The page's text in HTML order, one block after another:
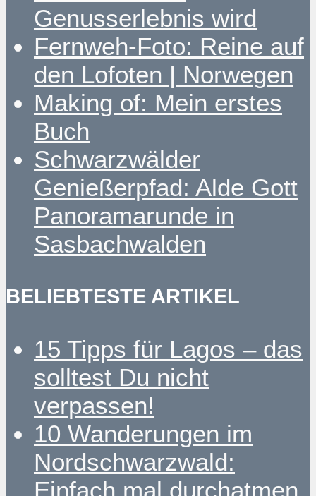
Genusserlebnis wird
Fernweh-Foto: Reine auf
den Lofoten | Norwegen
Making of: Mein erstes
Buch
Schwarzwälder
Genießerpfad: Alde Gott
Panoramarunde in
Sasbachwalden
BELIEBTESTE ARTIKEL
15 Tipps für Lagos – das
solltest Du nicht
verpassen!
10 Wanderungen im
Nordschwarzwald:
Einfach mal durchatmen